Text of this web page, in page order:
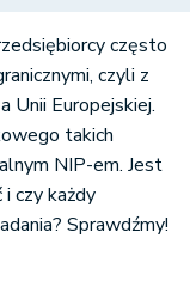
często
czyli z
Unii Europejskiej.
takich
NIP-em. Jest
i czy każdy
Sprawdźmy!